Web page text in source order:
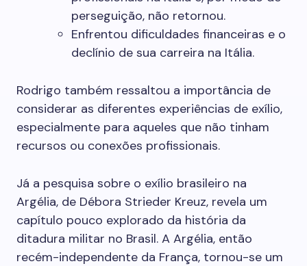
perseguição, não retornou.
Enfrentou dificuldades financeiras e o
declínio de sua carreira na Itália.
Rodrigo também ressaltou a importância de
considerar as diferentes experiências de exílio,
especialmente para aqueles que não tinham
recursos ou conexões profissionais.
Já a pesquisa sobre o exílio brasileiro na
Argélia, de Débora Strieder Kreuz, revela um
capítulo pouco explorado da história da
ditadura militar no Brasil. A Argélia, então
recém-independente da França, tornou-se um